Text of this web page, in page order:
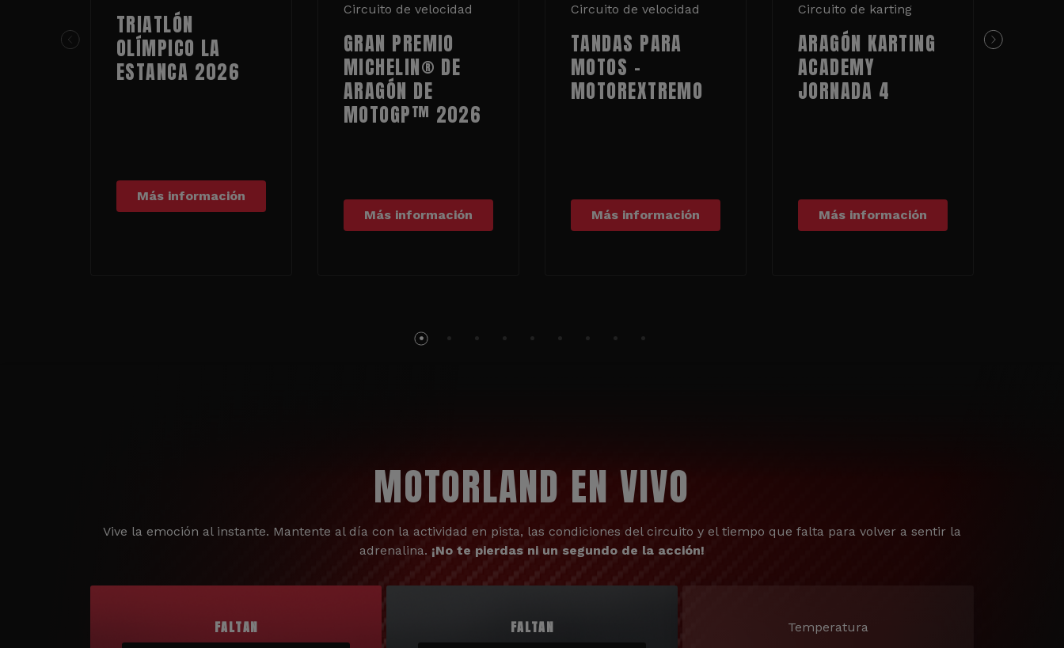
TRIATLÓN
OLÍMPICO LA
ESTANCA 2026
Más información
Circuito de velocidad
GRAN PREMIO
MICHELIN® DE
ARAGÓN DE
MOTOGP™ 2026
Más información
Circuito de velocidad
TANDAS PARA
MOTOS -
MOTOREXTREMO
Más información
Circuito de karting
ARAGÓN KARTING
ACADEMY
JORNADA 4
Más información
MOTORLAND EN VIVO
Vive la emoción al instante. Mantente al día con la actividad en pista, las condiciones del circuito y el tiempo que falta para volver a sentir la
adrenalina. ¡No te pierdas ni un segundo de la acción!
FALTAN
FALTAN
Temperatura